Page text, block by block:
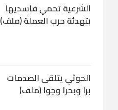
الشرعية تحمي فاسديها
بتهدئة حرب العملة (ملف)
الحوثي يتلقى الصدمات
برا وبحرا وجوا (ملف)